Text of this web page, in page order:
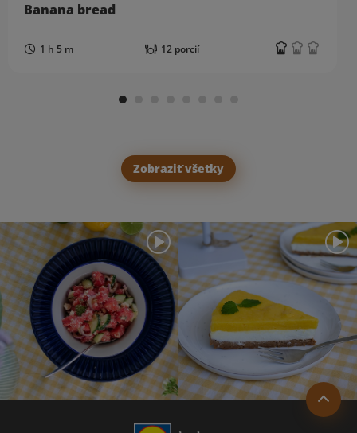
Banana bread
1 h 5 m 12 porcií
Zobraziť všetky